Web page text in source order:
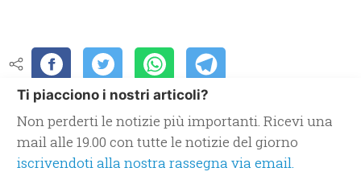
Ti piacciono i nostri articoli?
Non perderti le notizie più importanti. Ricevi una
mail alle 19.00 con tutte le notizie del giorno
iscrivendoti alla nostra rassegna via email.